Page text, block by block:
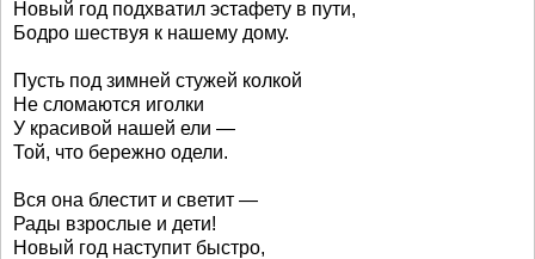
Новый год подхватил эстафету в пути,
Бодро шествуя к нашему дому.
Пусть под зимней стужей колкой
Не сломаются иголки
У красивой нашей ели —
Той, что бережно одели.
Вся она блестит и светит —
Рады взрослые и дети!
Новый год наступит быстро,